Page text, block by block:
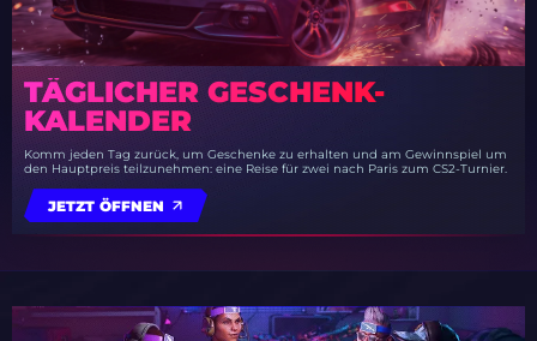
TÄGLICHER GESCHENK-
KALENDER
Komm jeden Tag zurück, um Geschenke zu erhalten und am Gewinnspiel um
den Hauptpreis teilzunehmen: eine Reise für zwei nach Paris zum CS2-Turnier.
JETZT ÖFFNEN